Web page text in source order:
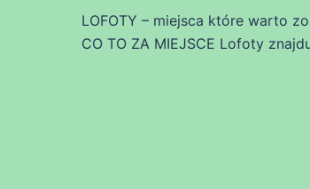
LOFOTY – miejsca które warto
CO TO ZA MIEJSCE Lofoty